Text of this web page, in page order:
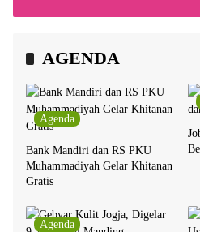
AGENDA
Agenda
Bank Mandiri dan RS PKU
Muhammadiyah Gelar Khitanan
Gratis
Agenda